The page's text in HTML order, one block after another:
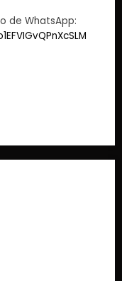
de WhatsApp: